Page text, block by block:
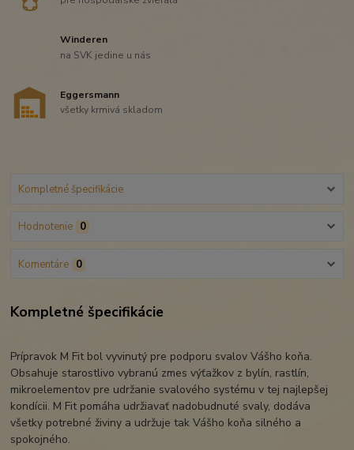
Winderen
na SVK jedine u nás
Eggersmann
všetky krmivá skladom
Kompletné špecifikácie
Hodnotenie 0
Komentáre 0
Kompletné špecifikácie
Prípravok M Fit bol vyvinutý pre podporu svalov Vášho koňa.
Obsahuje starostlivo vybranú zmes výťažkov z bylín, rastlín,
mikroelementov pre udržanie svalového systému v tej najlepšej
kondícii. M Fit pomáha udržiavať nadobudnuté svaly, dodáva
všetky potrebné živiny a udržuje tak Vášho koňa silného a
spokojného.